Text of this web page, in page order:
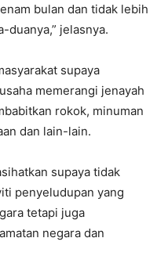
bulan dan tidak lebih
duanya,” jelasnya.
supaya
memerangi jenayah
rokok, minuman
dan lain-lain.
supaya tidak
penyeludupan yang
tetapi juga
negara dan